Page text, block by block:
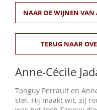
Winkelmand 0
Mijn Account
Zoeken
NAAR DE WIJNEN VAN
TERUG NAAR
Anne-Cécile
Tanguy Perrault en
stel. Hij maakt wit, zij